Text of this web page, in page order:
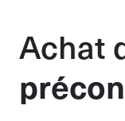
Achat